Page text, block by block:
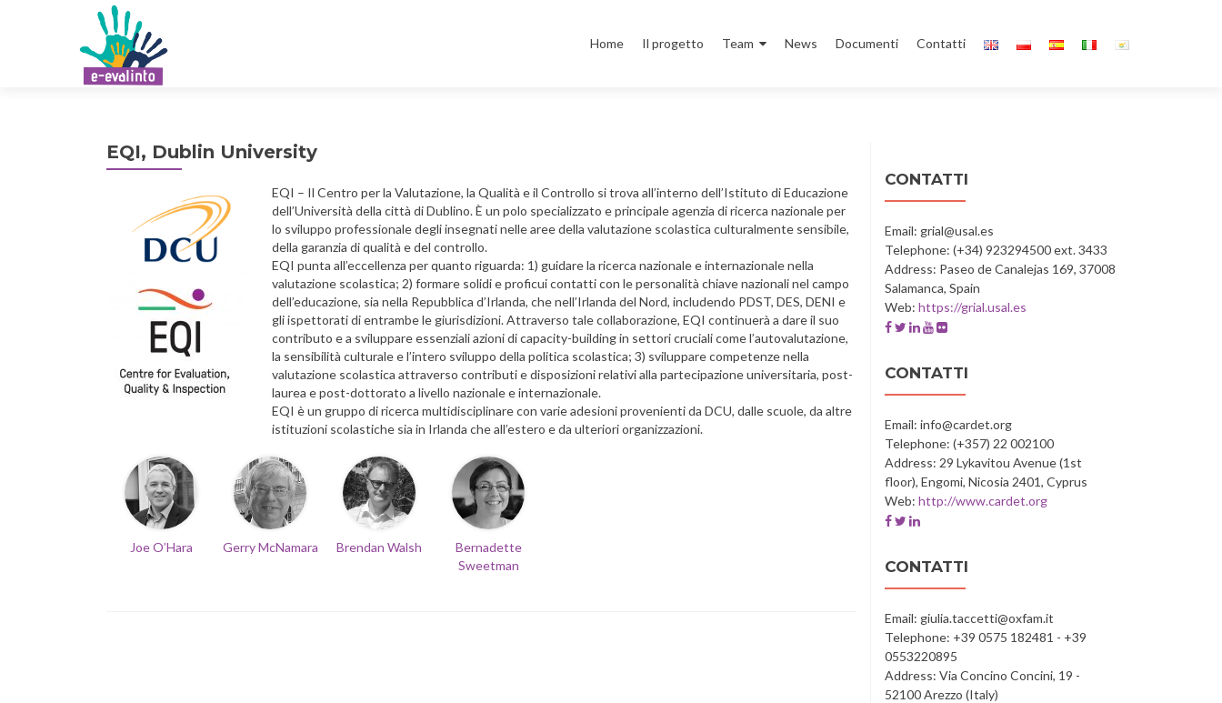
contenuto
Home Il progetto Team News Documenti Contatti
EQI, Dublin University
EQI – Il Centro per la Valutazione, la Qualità e il Controllo si trova all’interno dell’Istituto di Educazione
dell’Università della città di Dublino. È un polo specializzato e principale agenzia di ricerca nazionale per
lo sviluppo professionale degli insegnati nelle aree della valutazione scolastica culturalmente sensibile,
della garanzia di qualità e del controllo.
EQI punta all’eccellenza per quanto riguarda: 1) guidare la ricerca nazionale e internazionale nella
valutazione scolastica; 2) formare solidi e proficui contatti con le personalità chiave nazionali nel campo
dell’educazione, sia nella Repubblica d’Irlanda, che nell’Irlanda del Nord, includendo PDST, DES, DENI e
gli ispettorati di entrambe le giurisdizioni. Attraverso tale collaborazione, EQI continuerà a dare il suo
contributo e a sviluppare essenziali azioni di capacity-building in settori cruciali come l’autovalutazione,
la sensibilità culturale e l’intero sviluppo della politica scolastica; 3) sviluppare competenze nella
valutazione scolastica attraverso contributi e disposizioni relativi alla partecipazione universitaria, post-
laurea e post-dottorato a livello nazionale e internazionale.
EQI è un gruppo di ricerca multidisciplinare con varie adesioni provenienti da DCU, dalle scuole, da altre
istituzioni scolastiche sia in Irlanda che all’estero e da ulteriori organizzazioni.
Joe O’Hara Gerry McNamara Brendan Walsh
Bernadette
Sweetman
CONTATTI
Email: grial@usal.es
Telephone: (+34) 923294500 ext. 3433
Address: Paseo de Canalejas 169, 37008
Salamanca, Spain
Web: https://grial.usal.es
Facebook
GRIAL
University
of
Salamanca
Twitter
GRIAL
University
of
Salamanca
Linkedin
GRIAL
University
of
Salamanca
Youtube
GRIAL
University
of
Salamanca
Flickr
GRIAL
University
of
Salamanca
CONTATTI
Email: info@cardet.org
Telephone: (+357) 22 002100
Address: 29 Lykavitou Avenue (1st
floor), Engomi, Nicosia 2401, Cyprus
Web: http://www.cardet.org
Facebook
CARDET
Twitter
CARDET
Linkedin
CARDET
CONTATTI
Email: giulia.taccetti@oxfam.it
Telephone: +39 0575 182481 - +39
0553220895
Address: Via Concino Concini, 19 -
52100 Arezzo (Italy)